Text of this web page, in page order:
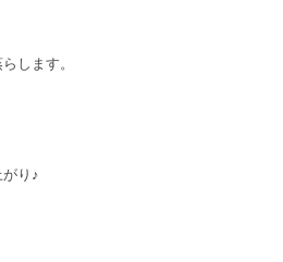
します。
り♪